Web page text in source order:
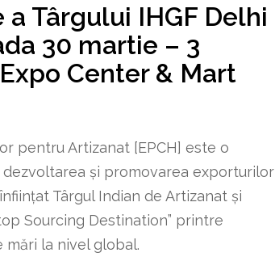
Târgului IHGF Delhi
30 martie – 3
Center & Mart
pentru Artizanat [EPCH] este o
și promovarea exporturilor
Târgul Indian de Artizanat și
Sourcing Destination” printre
la nivel global.